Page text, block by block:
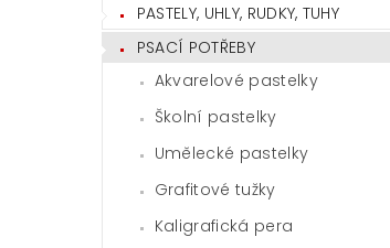
PASTELY, UHLY, RUDKY, TUHY
PSACÍ POTŘEBY
Akvarelové pastelky
Školní pastelky
Umělecké pastelky
Grafitové tužky
Kaligrafická pera